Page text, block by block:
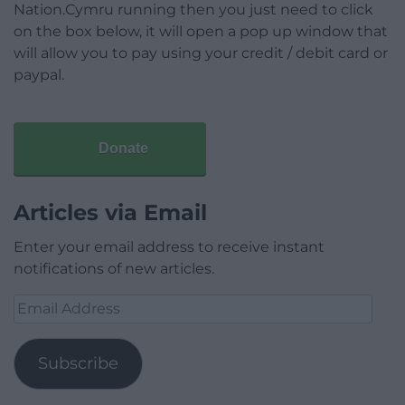
Nation.Cymru running then you just need to click
on the box below, it will open a pop up window that
will allow you to pay using your credit / debit card or
paypal.
Donate
Articles via Email
Enter your email address to receive instant
notifications of new articles.
Email
Subscribe